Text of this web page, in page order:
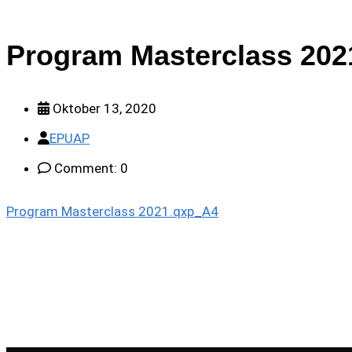
Program Masterclass
Oktober 13, 2020
EPUAP
Comment: 0
Program Masterclass 2021.qxp_A4